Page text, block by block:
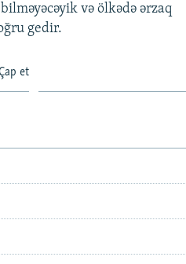
və ölkədə ərzaq
gedir.
et